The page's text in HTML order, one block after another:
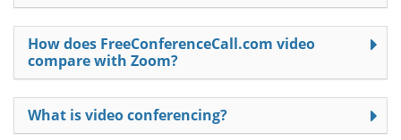
How does FreeConferenceCall.com video
compare with Zoom?
What is video conferencing?